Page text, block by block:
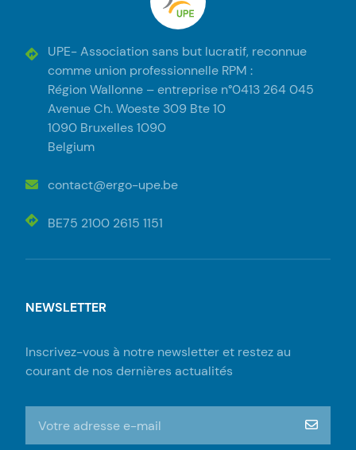
UPE
UPE- Association sans but lucratif, reconnue
comme union professionnelle RPM :
Région Wallonne – entreprise n°0413 264 045
Avenue Ch. Woeste 309 Bte 10
1090 Bruxelles 1090
Belgium
contact@ergo-upe.be
BE75 2100 2615 1151
NEWSLETTER
Inscrivez-vous à notre newsletter et restez au
courant de nos dernières actualités